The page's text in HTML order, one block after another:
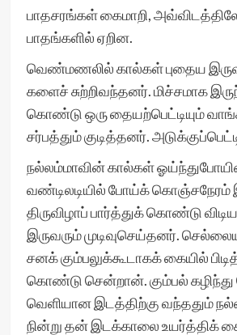
பாதசரங்கள் கைமாறி,
பாதங்களில் ஏறின.
வெண்மணலில் கால்கள் புதைய
களைச் சுற்றிவந்தனர். மிச்சமாக
கொண்டு ஒரு தையற்பெட்டியும்
சர்பத்தும் குடித்தனர்.
நல்லம்மாவின் கால்கள்
வண்டிலடியில் போய்க் கொஞ்சநேரம்
திருவிழாப் பார்த்துக் கொண்டு
இருவரும் முடிவுசெய்தனர்.
சனக் கும்பலுக்கூடாகக் கையில்
கொண்டு சென்றான். கும்பல்
வெளியான இடத்திற்கு வந்ததும்
நின்று தன் இடக்காலை உயர்த்திக்